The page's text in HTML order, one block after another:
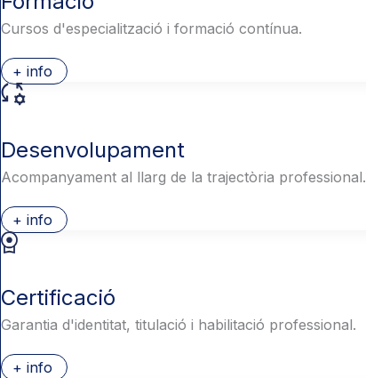
Cursos d'especialització i formació contínua.
+ info
Desenvolupament
Acompanyament al llarg de la trajectòria professional.
+ info
Certificació
Garantia d'identitat, titulació i habilitació professional.
+ info